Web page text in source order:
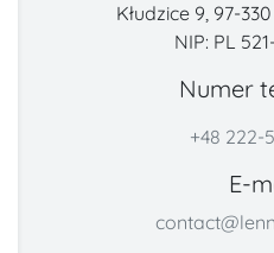
Kłudzice 9, 97-
NIP: PL
Numer
+48 222-
E-